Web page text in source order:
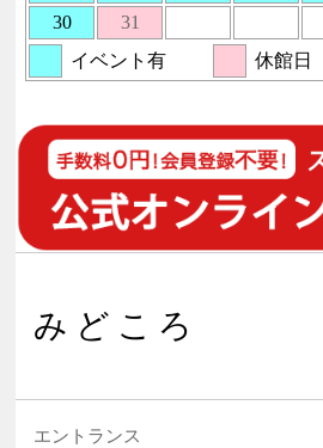
みどころ
エントランス